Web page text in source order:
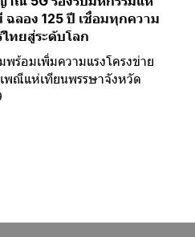
ฉลอง 125 ปี เชื่อมทุกความ
ทยสู่ระดับโลก
พร้อมเพิ่มความแรงโครงข่าย
เพณีแห่เทียนพรรษาจังหวัด